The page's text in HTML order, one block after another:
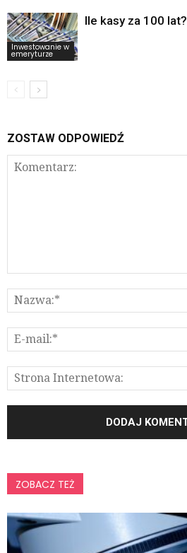
Inwestowanie w
emeryturze
Ile kasy za 100 lat?
ZOSTAW ODPOWIEDŹ
ZOBACZ TEŻ